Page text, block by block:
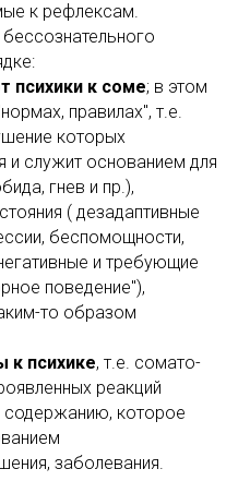
к рефлексам.
психики к соме; в этом
правилах", т.е.
которых
и служит основанием для
гнев и пр.),
( дезадаптивные
беспомощности,
и требующие
поведение"),
то образом
к психике, т.е. сомато-
реакций
содержанию, которое
заболевания.